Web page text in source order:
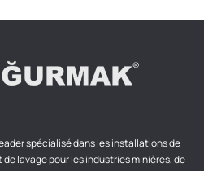
spécialisé dans les installations de
lavage pour les industries minières, de